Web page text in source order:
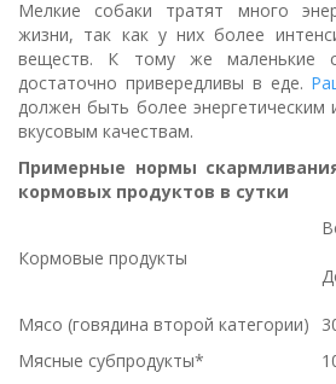
Мелкие собаки тратят много
жизни, так как у них более
веществ. К тому же маленькие
достаточно привередливы в еде.
должен быть более энергетическим
вкусовым качествам.
Примерные нормы
кормовых продуктов в сутки
Кормовые продукты
Мясо (говядина второй категории)
Мясные субпродукты*